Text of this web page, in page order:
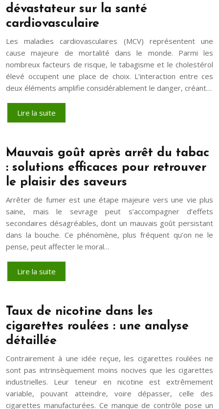
dévastateur sur la santé
cardiovasculaire
Les maladies cardiovasculaires (MCV) représentent une
cause majeure de mortalité dans le monde. Parmi les
nombreux facteurs de risque, le tabagisme et le cholestérol
élevé occupent une place de choix. L’interaction entre ces
deux éléments amplifie considérablement le danger, créant…
Lire la suite
Mauvais goût après arrêt du tabac
: solutions efficaces pour retrouver
le plaisir des saveurs
Arrêter de fumer est une étape majeure vers une vie plus
saine, mais le sevrage peut s’accompagner d’effets
secondaires désagréables, dont un mauvais goût persistant
dans la bouche. Ce phénomène, plus fréquent qu’on ne le
pense, peut affecter le moral…
Lire la suite
Taux de nicotine dans les
cigarettes roulées : une analyse
détaillée
Contrairement à une idée reçue, les cigarettes roulées ne
sont pas intrinsèquement moins nocives que les cigarettes
industrielles. Leur teneur en nicotine est extrêmement
variable, pouvant atteindre, voire dépasser, celle des
cigarettes manufacturées. Ce manque de contrôle pose un